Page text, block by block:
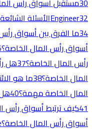
Engineer32 الأسئلة الشائعة
34ما الفرق بين أسواق
أسواق رأس المال الخاصة؟
رأس المال الخاصة؟37هل
المال الخاصة؟38ما هو
المال الخاصة مهمة؟40
41كيف ترتبط أسواق رأس
أسواق رأس المال الخاصة؟